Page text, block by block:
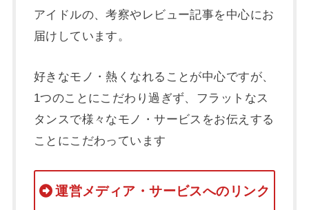
アイドルの、考察やレビュー記事を中心にお
届けしています。
好きなモノ・熱くなれることが中心ですが、
1つのことにこだわり過ぎず、フラットなス
タンスで様々なモノ・サービスをお伝えする
ことにこだわっています
運営メディア・サービスへのリンク